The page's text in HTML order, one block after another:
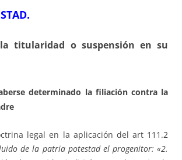
titularidad o suspensión en su
determinado la filiación contra la
legal en la aplicación del art 111.2
de la patria potestad el progenitor: «2.